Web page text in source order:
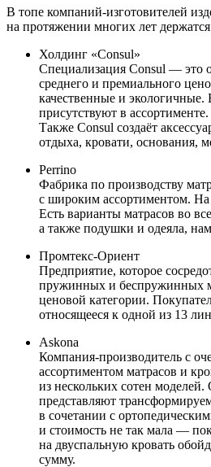
В топе компаний-изготовителей
на протяжении многих лет
Холдинг «Consul»
Специализация Consul — это
среднего и премиального
качественные и
присутствуют в
Также Consul создаёт
отдыха, кровати, основания,
Perrino
Фабрика по производству
с широким ассортиментом.
Есть варианты матрасов во
а также подушки и одеяла,
Промтекс-Ориент
Предприятие, которое
пружинных и беспружинных
ценовой категории.
относящееся к одной из 13
Askona
Компания-производитель с
ассортиментом матрасов и
из нескольких сотен
представляют
в сочетании с
и стоимость не так мала —
на двуспальную кровать
сумму.